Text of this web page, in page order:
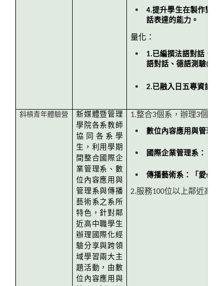
4.提升學生在製作對
話表達的能力。
量化：
1.已編撰法語對話、法
語對話、德語測驗(口
2.已融入日五專資訊科
斜槓青年體驗營
新媒體暨管理
學院各系教師
協同各系學
生，利用學期
間整合國際企
業管理系、數
位內容應用與
管理系與傳播
藝術系之系所
特色，針對鄰
近高中職學生
辦理國際化經
驗分享與跨領
域學習兩大主
題活動，由數
位內容應用與
1.整合3個系，辦理3個主
數位內容應用與管理
國際企業管理系：「
傳播藝術系：「愛
2.服務100位以上鄰近高中